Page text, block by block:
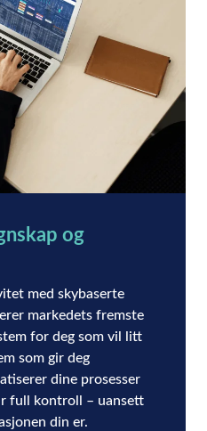
og
med skybaserte
markedets fremste
for deg som vil litt
som gir deg
dine prosesser
full kontroll – uansett
din er.